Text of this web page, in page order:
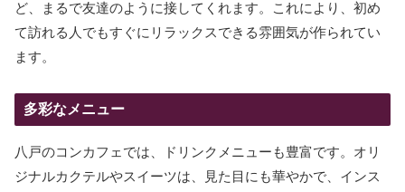
ど、まるで友達のように接してくれます。これにより、初め
て訪れる人でもすぐにリラックスできる雰囲気が作られてい
ます。
多彩なメニュー
八戸のコンカフェでは、ドリンクメニューも豊富です。オリ
ジナルカクテルやスイーツは、見た目にも華やかで、インス